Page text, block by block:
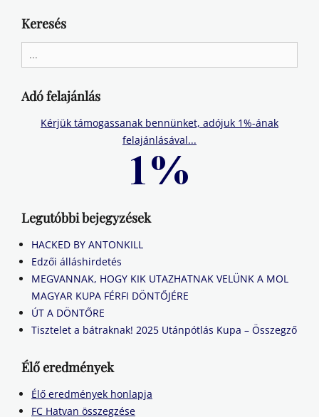
Keresés
for:
Adó felajánlás
Kérjük támogassanak bennünket, adójuk 1%-ának
felajánlásával...
Legutóbbi bejegyzések
HACKED BY ANTONKILL
Edzői álláshirdetés
MEGVANNAK, HOGY KIK UTAZHATNAK VELÜNK A MOL
MAGYAR KUPA FÉRFI DÖNTŐJÉRE
ÚT A DÖNTŐRE
Tisztelet a bátraknak! 2025 Utánpótlás Kupa – Összegző
Élő eredmények
Élő eredmények honlapja
FC Hatvan összegzése